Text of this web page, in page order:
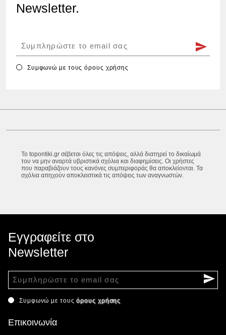
Newsletter.
Συμφωνώ με τουςόρους χρήσης
Το topontiki.gr σέβεται όλες τις απόψεις, αλλά διατηρεί το δικαίωμά
του να μην αναρτά υβριστικά σχόλια και διαφημίσεις. Οι χρήστες
που παραβιάζουν τους κανόνες συμπεριφοράς θα αποκλείονται. Τα
σχόλια απηχούν αποκλειστικά τις απόψεις των αναγνωστών.
Εγγραφείτε στο
Newsletter
Συμφωνώ με τουςόρους χρήσης
Επικοινωνία